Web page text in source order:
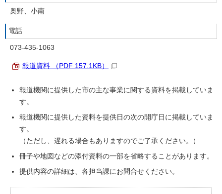
奥野、小南
電話
073-435-1063
報道資料 （PDF 157.1KB）
報道機関に提供した市の主な事業に関する資料を掲載していま
す。
報道機関に提供した資料を提供日の次の開庁日に掲載していま
す。
（ただし、遅れる場合もありますのでご了承ください。）
冊子や地図などの添付資料の一部を省略することがあります。
提供内容の詳細は、各担当課にお問合せください。